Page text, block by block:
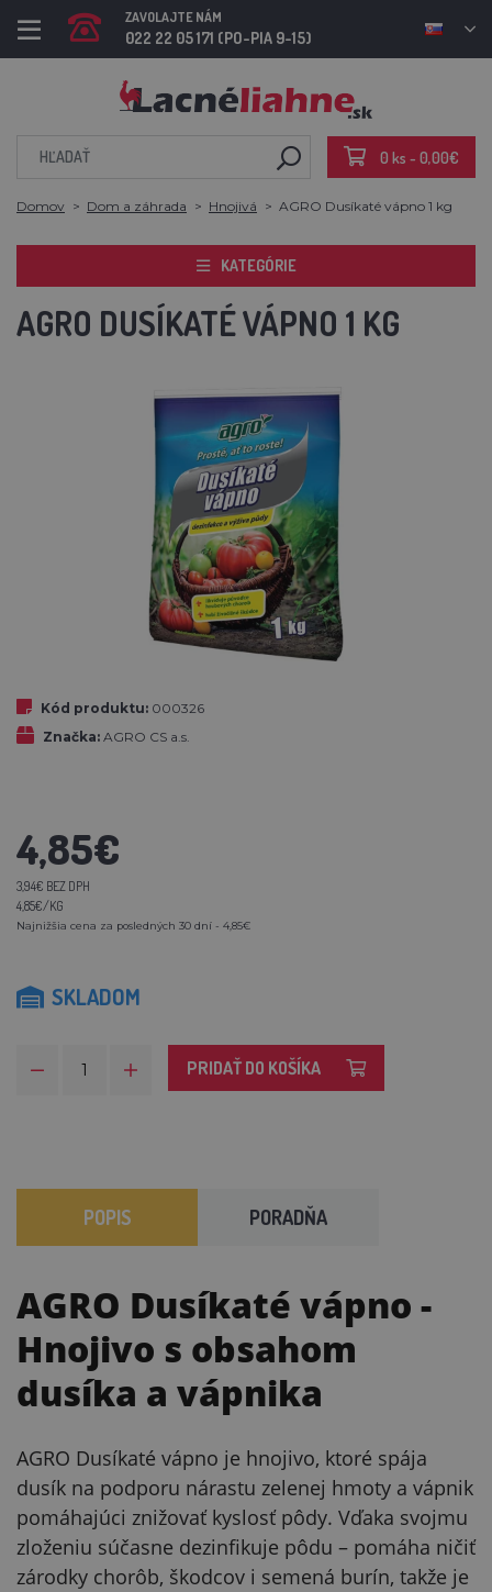
ZAVOLAJTE NÁM
022 22 05 171 (PO-PIA 9-15)
0 ks - 0,00€
Domov Dom a záhrada Hnojivá AGRO Dusíkaté vápno 1 kg
KATEGÓRIE
AGRO DUSÍKATÉ VÁPNO 1 KG
Kód produktu: 000326
Značka: AGRO CS a.s.
4,85€
3,94€ BEZ DPH
4,85€/KG
Najnižšia cena za posledných 30 dní - 4,85€
SKLADOM
PRIDAŤ DO KOŠÍKA
POPIS PORADŇA
AGRO Dusíkaté vápno -
Hnojivo s obsahom
dusíka a vápnika
AGRO Dusíkaté vápno je hnojivo, ktoré spája
dusík na podporu nárastu zelenej hmoty a vápnik
pomáhajúci znižovať kyslosť pôdy. Vďaka svojmu
zloženiu súčasne dezinfikuje pôdu – pomáha ničiť
zárodky chorôb, škodcov i semená burín, takže je